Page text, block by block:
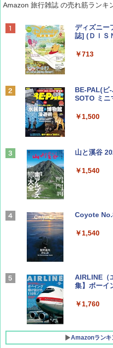
Amazon 旅行雑誌 の売れ筋ランキ
ディズニ
誌] (ＤＩ
￥713
BE-PAL(ビ
SOTO ミニ
￥1,500
山と溪谷
￥1,540
Coyote
￥1,540
AIRLINE（
集】ボーイ
￥1,760
Amazonランキ